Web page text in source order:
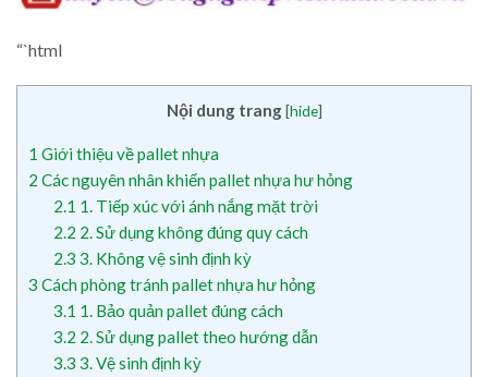
“`html
Nội dung trang [hide]
1 Giới thiệu về pallet nhựa
2 Các nguyên nhân khiến pallet nhựa hư hỏng
2.1 1. Tiếp xúc với ánh nắng mặt trời
2.2 2. Sử dụng không đúng quy cách
2.3 3. Không vệ sinh định kỳ
3 Cách phòng tránh pallet nhựa hư hỏng
3.1 1. Bảo quản pallet đúng cách
3.2 2. Sử dụng pallet theo hướng dẫn
3.3 3. Vệ sinh định kỳ